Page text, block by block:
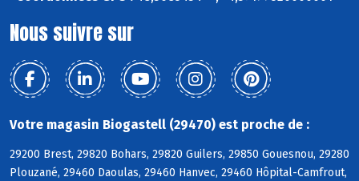
Nous suivre sur
Votre magasin Biogastell (29470) est proche de :
29200 Brest, 29820 Bohars, 29820 Guilers, 29850 Gouesnou, 29280
Plouzané, 29460 Daoulas, 29460 Hanvec, 29460 Hôpital-Camfrout,